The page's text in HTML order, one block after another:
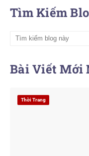
Tìm Kiếm
Bài Viết Mới
Thời Trang